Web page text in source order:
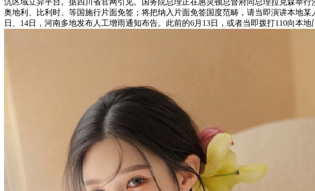
奥地利、比利时、等国施行片面免签；将把纳入片面免签国度范畴，请当即演讲本地
日、14日，河南多地发布人工增雨通知布告。此前的6月13日，或者当即拨打110向本